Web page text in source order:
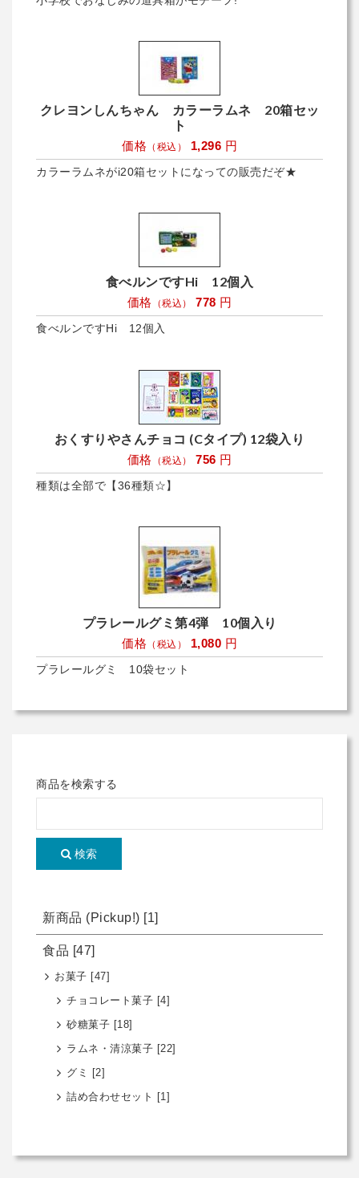
商品を検索する
検索
新商品 (Pickup!) [1]
食品 [47]
お菓子 [47]
チョコレート菓子 [4]
砂糖菓子 [18]
ラムネ・清涼菓子 [22]
グミ [2]
詰め合わせセット [1]
クレヨンしんちゃん カラーラムネ 20箱セッ
ト
価格 （税込） 1,296 円
カラーラムネがi20箱セットになっての販売だぞ★
食べルンですHi 12個入
価格 （税込） 778 円
食べルンですHi 12個入
おくすりやさんチョコ (Cタイプ) 12袋入り
価格 （税込） 756 円
種類は全部で【36種類☆】
プラレールグミ第4弾 10個入り
価格 （税込） 1,080 円
プラレールグミ 10袋セット